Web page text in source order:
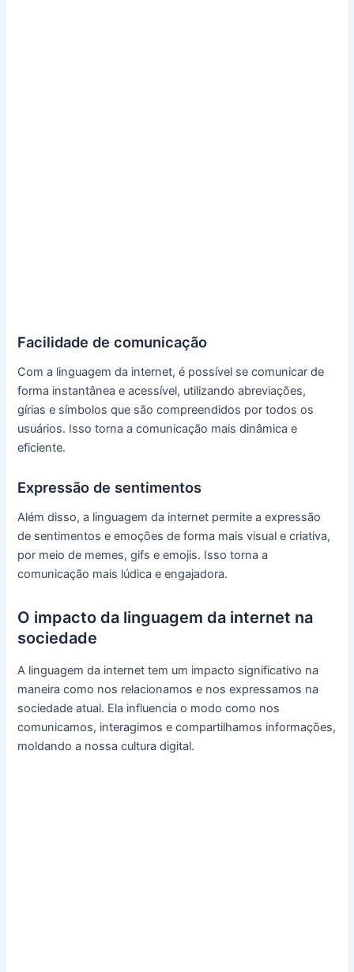
Facilidade de comunicação
Com a linguagem da internet, é possível se comunicar de
forma instantânea e acessível, utilizando abreviações,
gírias e símbolos que são compreendidos por todos os
usuários. Isso torna a comunicação mais dinâmica e
eficiente.
Expressão de sentimentos
Além disso, a linguagem da internet permite a expressão
de sentimentos e emoções de forma mais visual e criativa,
por meio de memes, gifs e emojis. Isso torna a
comunicação mais lúdica e engajadora.
O impacto da linguagem da internet na
sociedade
A linguagem da internet tem um impacto significativo na
maneira como nos relacionamos e nos expressamos na
sociedade atual. Ela influencia o modo como nos
comunicamos, interagimos e compartilhamos informações,
moldando a nossa cultura digital.